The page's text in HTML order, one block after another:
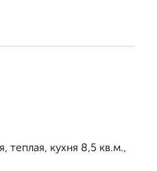
теплая, кухня 8,5 кв.м.,